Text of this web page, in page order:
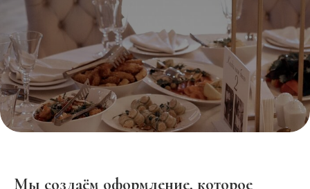
Мы создаём оформление, которое